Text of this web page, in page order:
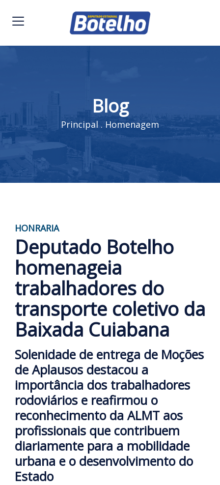
Blog
Principal. Homenagem
HONRARIA
Deputado Botelho
homenageia
trabalhadores do
transporte coletivo da
Baixada Cuiabana
Solenidade de entrega de Moções
de Aplausos destacou a
importância dos trabalhadores
rodoviários e reafirmou o
reconhecimento da ALMT aos
profissionais que contribuem
diariamente para a mobilidade
urbana e o desenvolvimento do
Estado